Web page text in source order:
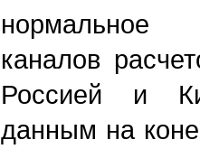
нормальное
каналов
Россией и
данным на